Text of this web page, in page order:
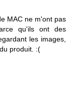
MAC ne m'ont pas
qu'ils ont des
les images,
produit. :(